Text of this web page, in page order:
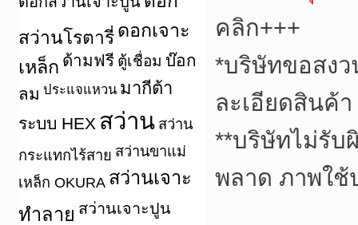
สว่านโรตารี่ ดอกเจาะ
เหล็ก ด้ามฟรี ตู้เชื่อม บ๊อก
ลม ประแจแหวน มากีต้า
ระบบ HEX สว่าน สว่าน
กระแทกไร้สาย สว่านขาแม่
เหล็ก OKURA สว่านเจาะ
ทำลาย สว่านเจาะปูน
คลิก+++
*บริษัทขอสงว
ละเอียดสินค้
**บริษัทไม่รับ
พลาด ภาพใ